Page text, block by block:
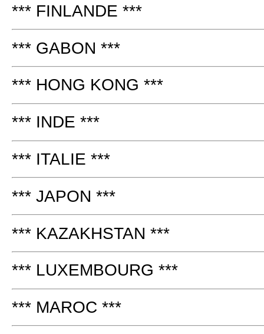
*** FINLANDE ***
*** GABON ***
*** HONG KONG ***
*** INDE ***
*** ITALIE ***
*** JAPON ***
*** KAZAKHSTAN ***
*** LUXEMBOURG ***
*** MAROC ***